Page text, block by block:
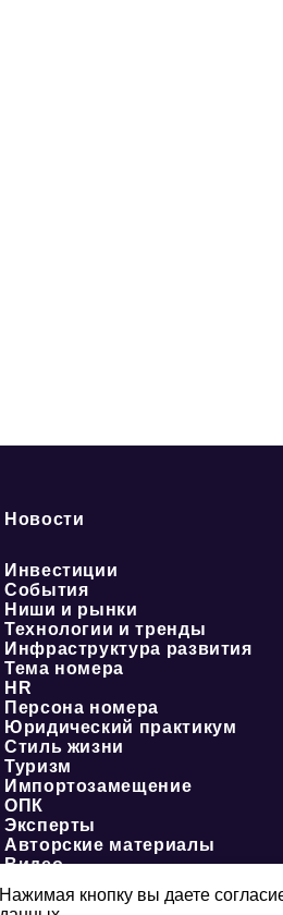
Новости
Инвестиции
События
Ниши и рынки
Технологии и тренды
Инфраструктура развития
Тема номера
HR
Персона номера
Юридический практикум
Стиль жизни
Туризм
Импортозамещение
ОПК
Эксперты
Авторские материалы
Видео
Нажимая кнопку вы даете